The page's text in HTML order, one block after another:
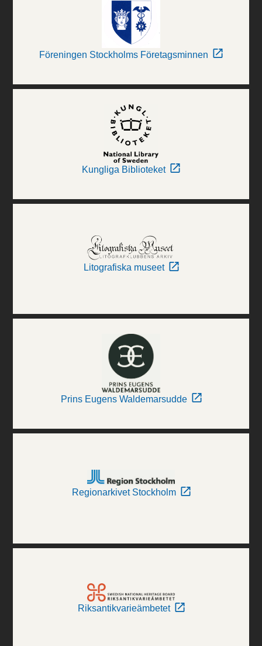
Föreningen Stockholms Företagsminnen
Kungliga Biblioteket
Litografiska museet
Prins Eugens Waldemarsudde
Regionarkivet Stockholm
Riksantikvarieämbetet